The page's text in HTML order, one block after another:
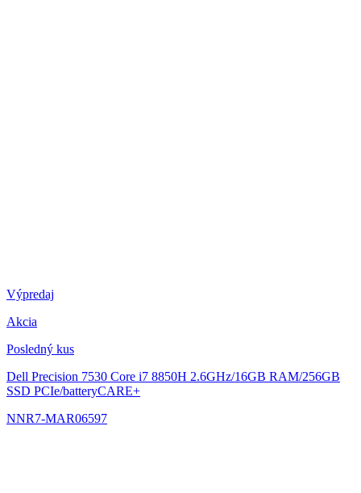
Výpredaj
Akcia
Posledný kus
Dell Precision 7530 Core i7 8850H 2.6GHz/16GB RAM/256GB
SSD PCIe/batteryCARE+
NNR7-MAR06597